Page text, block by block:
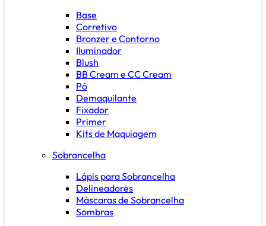
Base
Corretivo
Bronzer e Contorno
Iluminador
Blush
BB Cream e CC Cream
Pó
Demaquilante
Fixador
Primer
Kits de Maquiagem
Sobrancelha
Lápis para Sobrancelha
Delineadores
Máscaras de Sobrancelha
Sombras